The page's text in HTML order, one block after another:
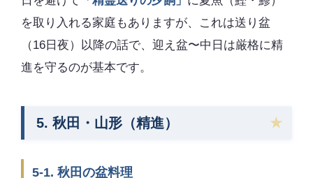
を取り入れる家庭もありますが、これは送り盆
（16日夜）以降の話で、迎え盆〜中日は厳格に精
進を守るのが基本です。
5. 秋田・山形（精進）
5-1. 秋田の盆料理